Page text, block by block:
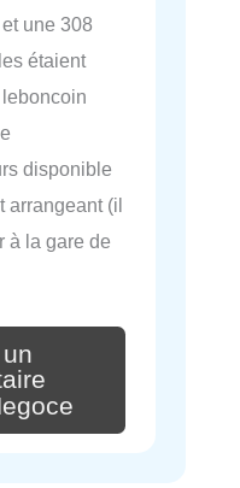
une 308
étaient
disponible
arrangeant (il
à la gare de